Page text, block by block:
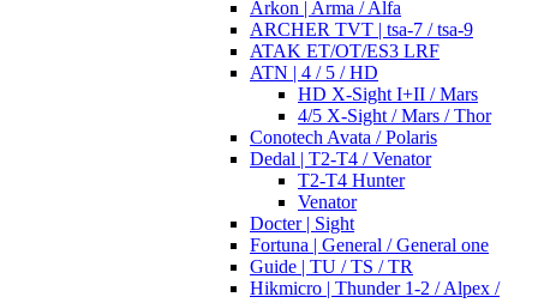
Arkon | Arma / Alfa
ARCHER TVT | tsa-7 / tsa-9
ATAK ET/OT/ES3 LRF
ATN | 4 / 5 / HD
HD X-Sight I+II / Mars
4/5 X-Sight / Mars / Thor
Conotech Avata / Polaris
Dedal | T2-T4 / Venator
T2-T4 Hunter
Venator
Docter | Sight
Fortuna | General / General one
Guide | TU / TS / TR
Hikmicro | Thunder 1-2 / Alpex /